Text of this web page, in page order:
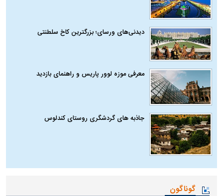
دیدنی‌های ورسای؛ بزرگترین کاخ سلطنتی
معرفی موزه لوور پاریس و راهنمای بازدید
جاذبه های گردشگری روستای کندلوس
گوناگون